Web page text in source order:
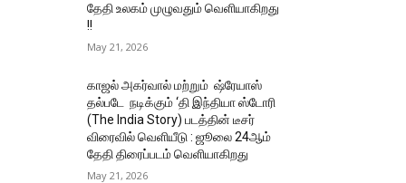
தேதி உலகம் முழுவதும் வெளியாகிறது
!!
May 21, 2026
காஜல் அகர்வால் மற்றும் ஷ்ரேயாஸ்
தல்படே நடிக்கும் ‘தி இந்தியா ஸ்டோரி
(The India Story) படத்தின் டீசர்
விரைவில் வெளியீடு : ஜூலை 24ஆம்
தேதி திரைப்படம் வெளியாகிறது
May 21, 2026